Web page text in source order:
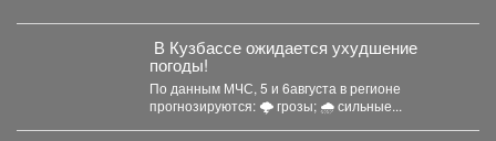
️ В Кузбассе ожидается ухудшение
погоды!
По данным МЧС, 5 и 6августа в регионе
прогнозируются: 🌩 грозы; 🌧 сильные...